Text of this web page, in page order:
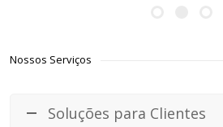
Nossos Serviços
Soluções para Clientes